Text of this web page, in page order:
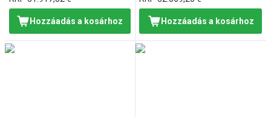
Hozzáadás a kosárhoz Hozzáadás a kosárhoz